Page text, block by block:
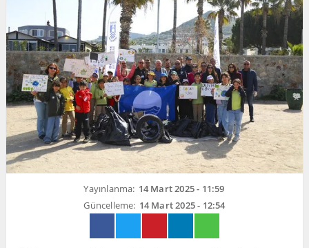
Yayınlanma: 14 Mart 2025 - 11:59
Güncelleme: 14 Mart 2025 - 12:54